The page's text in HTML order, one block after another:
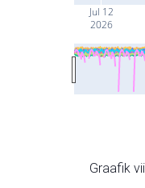
Jul 12
2026
Graafik